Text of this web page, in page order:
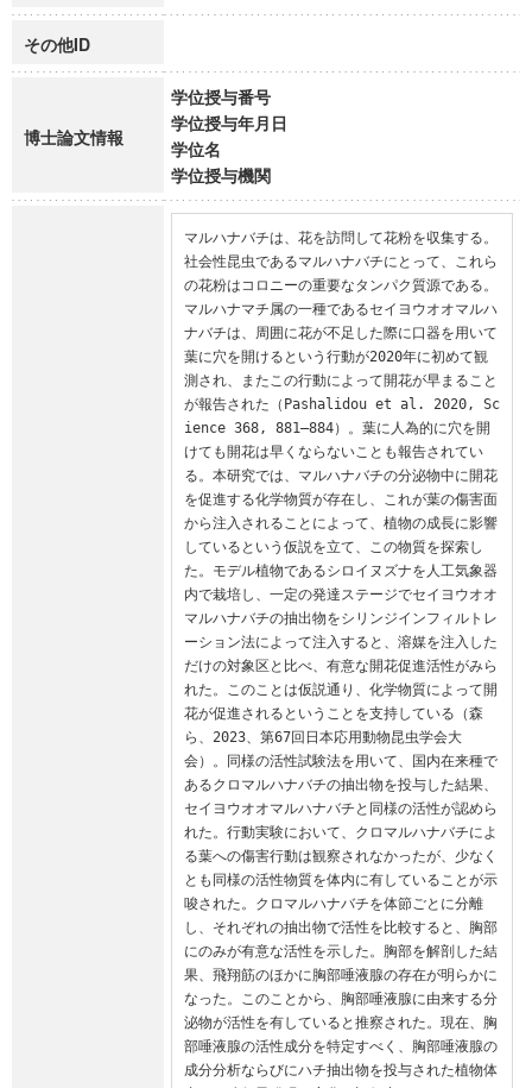
その他ID
博士論文情報
学位授与番号
学位授与年月日
学位名
学位授与機関
マルハナバチは、花を訪問して花粉を収集する。
社会性昆虫であるマルハナバチにとって、これら
の花粉はコロニーの重要なタンパク質源である。
マルハナマチ属の一種であるセイヨウオオマルハ
ナバチは、周囲に花が不足した際に口器を用いて
葉に穴を開けるという行動が2020年に初めて観
測され、またこの行動によって開花が早まること
が報告された（Pashalidou et al. 2020, Sc
ience 368, 881–884）。葉に人為的に穴を開
けても開花は早くならないことも報告されてい
る。本研究では、マルハナバチの分泌物中に開花
を促進する化学物質が存在し、これが葉の傷害面
から注入されることによって、植物の成長に影響
しているという仮説を立て、この物質を探索し
た。モデル植物であるシロイヌズナを人工気象器
内で栽培し、一定の発達ステージでセイヨウオオ
マルハナバチの抽出物をシリンジインフィルトレ
ーション法によって注入すると、溶媒を注入した
だけの対象区と比べ、有意な開花促進活性がみら
れた。このことは仮説通り、化学物質によって開
花が促進されるということを支持している（森
ら、2023、第67回日本応用動物昆虫学会大
会）。同様の活性試験法を用いて、国内在来種で
あるクロマルハナバチの抽出物を投与した結果、
セイヨウオオマルハナバチと同様の活性が認めら
れた。行動実験において、クロマルハナバチによ
る葉への傷害行動は観察されなかったが、少なく
とも同様の活性物質を体内に有していることが示
唆された。クロマルハナバチを体節ごとに分離
し、それぞれの抽出物で活性を比較すると、胸部
にのみが有意な活性を示した。胸部を解剖した結
果、飛翔筋のほかに胸部唾液腺の存在が明らかに
なった。このことから、胸部唾液腺に由来する分
泌物が活性を有していると推察された。現在、胸
部唾液腺の活性成分を特定すべく、胸部唾液腺の
成分分析ならびにハチ抽出物を投与された植物体